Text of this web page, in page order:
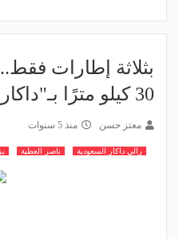
بثلاثة إطارات
30 كيلو مترًا بـ"داكار 2021" - فيديو
معتز حسن منذ 5 سنوات
رالي داكار السعودية ناصر العطية